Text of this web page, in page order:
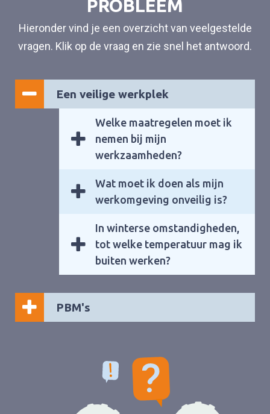
PROBLEEM
Hieronder vind je een overzicht van veelgestelde
vragen. Klik op de vraag en zie snel het antwoord.
Een veilige werkplek
Welke maatregelen moet ik
nemen bij mijn
werkzaamheden?
Wat moet ik doen als mijn
werkomgeving onveilig is?
In winterse omstandigheden,
tot welke temperatuur mag ik
buiten werken?
PBM's